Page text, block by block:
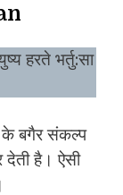
हरते भर्तु:सा
के बगैर संकल्प
देती है। ऐसी